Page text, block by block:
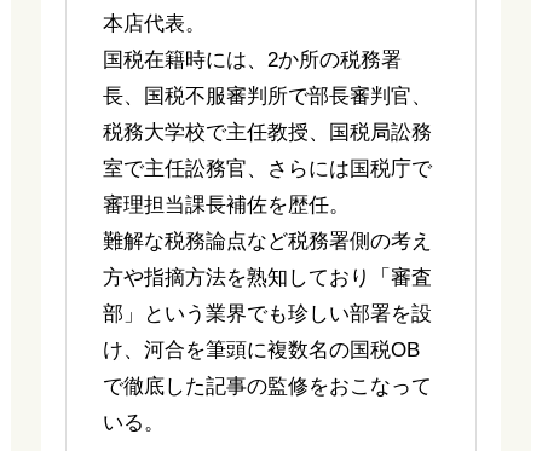
本店代表。
国税在籍時には、2か所の税務署
長、国税不服審判所で部長審判官、
税務大学校で主任教授、国税局訟務
室で主任訟務官、さらには国税庁で
審理担当課長補佐を歴任。
難解な税務論点など税務署側の考え
方や指摘方法を熟知しており「審査
部」という業界でも珍しい部署を設
け、河合を筆頭に複数名の国税OB
で徹底した記事の監修をおこなって
いる。